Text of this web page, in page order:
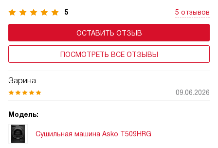
5 5 отзывов
ОСТАВИТЬ ОТЗЫВ
ПОСМОТРЕТЬ ВСЕ ОТЗЫВЫ
Зарина
09.06.2026
Модель:
Сушильная машина Asko T509HRG